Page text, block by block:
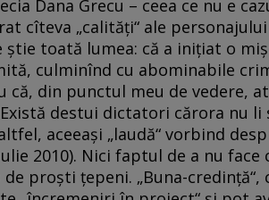
Dana Grecu – ceea ce nu e
cîteva „calităţi“ ale
ştie toată lumea: că a iniţiat o
culminînd cu abominabile
din punctul meu de vedere,
destui dictatori cărora nu li
aceeaşi „laudă“ vorbind
2010). Nici faptul de a nu
proşti ţepeni. „Buna-credinţă“,